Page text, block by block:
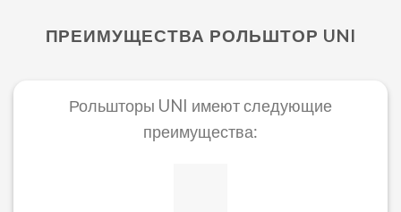
ПРЕИМУЩЕСТВА РОЛЬШТОР UNI
Рольшторы UNI имеют следующие
преимущества: